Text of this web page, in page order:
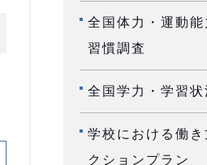
全国体力・運動能
習慣調査
全国学力・学習状
学校における働き
クションプラン